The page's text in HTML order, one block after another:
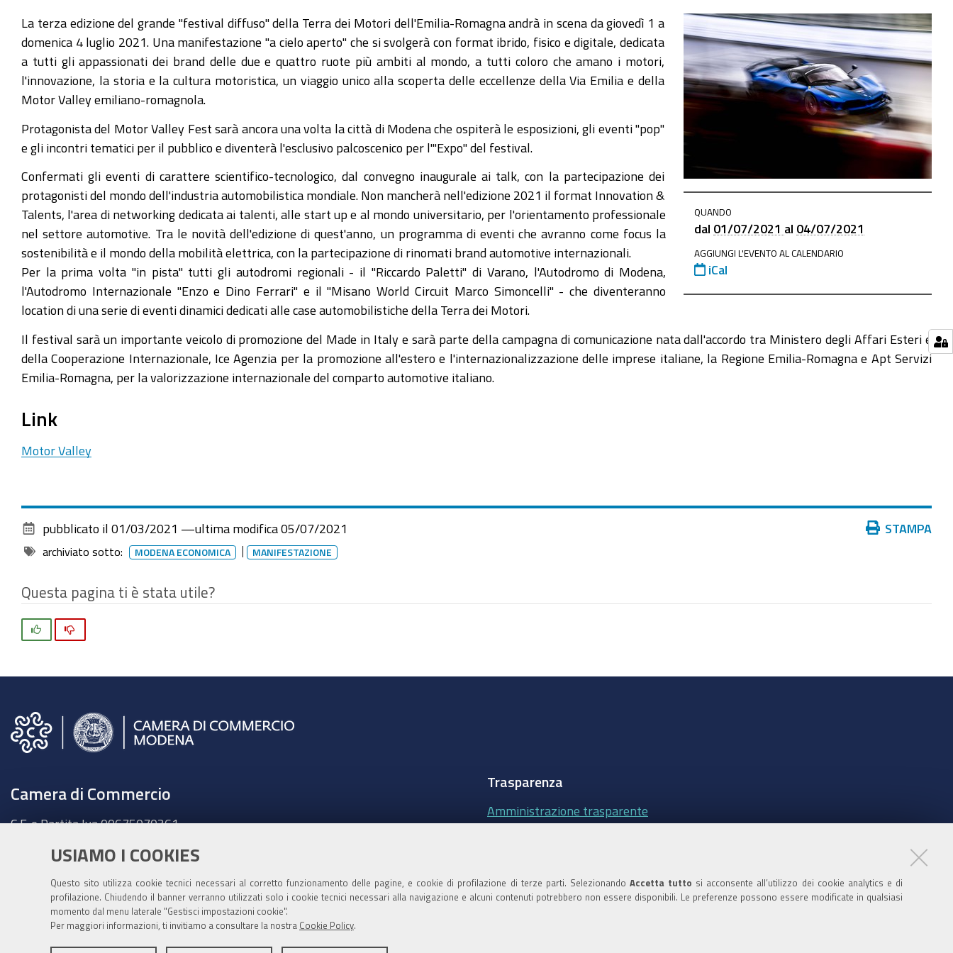
USIAMO I COOKIES
Questo sito utilizza cookie tecnici necessari al corretto funzionamento delle pagine, e cookie di profilazione di terze parti. SelezionandoAccetta tutto si acconsente all’utilizzo dei cookie analytics e di
profilazione. Chiudendo il banner verranno utilizzati solo i cookie tecnici necessari alla navigazione e alcuni contenuti potrebbero non essere disponibili. Le preferenze possono essere modificate in qualsiasi
momento dal menu laterale "Gestisci impostazioni cookie".
Per maggiori informazioni, ti invitiamo a consultare la nostra Cookie Policy
https://www.mo.camcom.it/modena-
economica/news/il-
motor-
valley-
fest-
i-
motori
Il
Motor
Valley
Fest
riaccende
i
motori
07-
01T00:00:00+02:00
2021-
04T23:59:59+02:00
La
in
scena
da
1
a
domenica
luglio
QUANDO
dal 01/07/2021 al 04/07/2021
AGGIUNGI L'EVENTO AL CALENDARIO
iCal
La terza edizione del grande "festival diffuso" della Terra dei Motori dell'Emilia-Romagna andrà in scena da giovedì 1 a
domenica 4 luglio 2021. Una manifestazione "a cielo aperto" che si svolgerà con format ibrido, fisico e digitale, dedicata
a tutti gli appassionati dei brand delle due e quattro ruote più ambiti al mondo, a tutti coloro che amano i motori,
l'innovazione, la storia e la cultura motoristica, un viaggio unico alla scoperta delle eccellenze della Via Emilia e della
Motor Valley emiliano-romagnola.
Protagonista del Motor Valley Fest sarà ancora una volta la città di Modena che ospiterà le esposizioni, gli eventi "pop"
e gli incontri tematici per il pubblico e diventerà l'esclusivo palcoscenico per l'"Expo" del festival.
Confermati gli eventi di carattere scientifico-tecnologico, dal convegno inaugurale ai talk, con la partecipazione dei
protagonisti del mondo dell'industria automobilistica mondiale. Non mancherà nell'edizione 2021 il format Innovation &
Talents, l'area di networking dedicata ai talenti, alle start up e al mondo universitario, per l'orientamento professionale
nel settore automotive. Tra le novità dell'edizione di quest'anno, un programma di eventi che avranno come focus la
sostenibilità e il mondo della mobilità elettrica, con la partecipazione di rinomati brand automotive internazionali.
Per la prima volta "in pista" tutti gli autodromi regionali - il "Riccardo Paletti" di Varano, l'Autodromo di Modena,
l'Autodromo Internazionale "Enzo e Dino Ferrari" e il "Misano World Circuit Marco Simoncelli" - che diventeranno
location di una serie di eventi dinamici dedicati alle case automobilistiche della Terra dei Motori.
Il festival sarà un importante veicolo di promozione del Made in Italy e sarà parte della campagna di comunicazione nata dall'accordo tra Ministero degli Affari Esteri e
della Cooperazione Internazionale, Ice Agenzia per la promozione all'estero e l'internazionalizzazione delle imprese italiane, la Regione Emilia-Romagna e Apt Servizi
Emilia-Romagna, per la valorizzazione internazionale del comparto automotive italiano.
Link
Motor Valley
Azioni STAMPA
pubblicato il 01/03/2021 —ultima modifica 05/07/2021
archiviato sotto: MODENA ECONOMICA MANIFESTAZIONE
Questa pagina ti è stata utile?
Camera di Commercio
C.F. e Partita Iva 00675070361
Contabilità speciale Banca d'Italia:
IT75Q 01000 04306 TU00 0001 3855
Fatt. elettronica - Cod. univoco: XECKYI
cameradicommercio@mo.legalmail.camcom.it
Trasparenza
Amministrazione trasparente
Area riservata Amministratori